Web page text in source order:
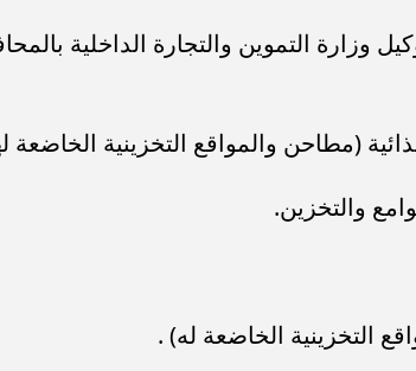
وزارة التموين والتجارة الداخلية